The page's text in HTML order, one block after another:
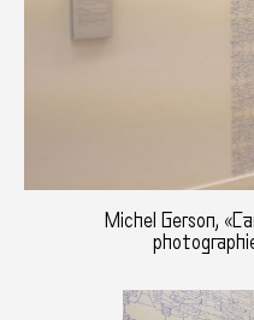
Michel Gerson,